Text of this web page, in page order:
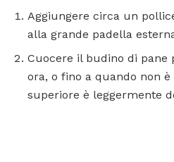
Aggiungere circa un
alla grande padella
Cuocere il budino di pane
ora, o fino a quando non
superiore è leggermente